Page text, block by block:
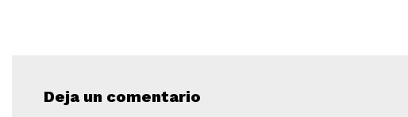
Deja un comentario